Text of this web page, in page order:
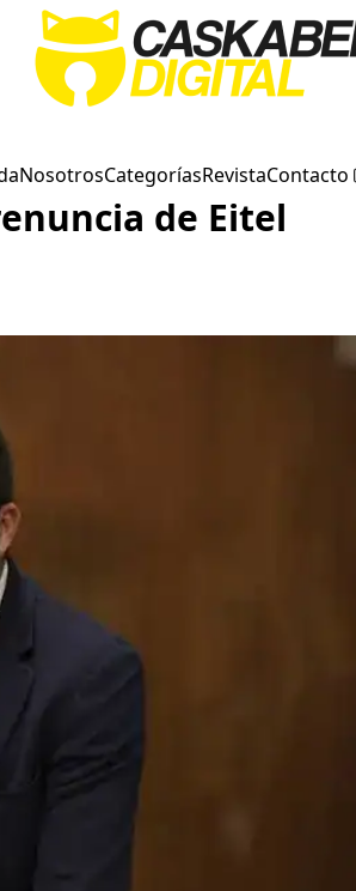
NosotrosCategoríasRevistaContacto
de Eitel